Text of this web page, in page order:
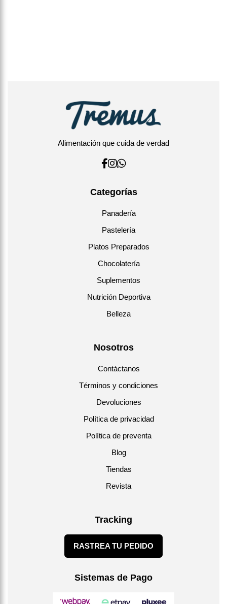
Alimentación que cuida de verdad
Categorías
Panadería
Pastelería
Platos Preparados
Chocolatería
Suplementos
Nutrición Deportiva
Belleza
Nosotros
Contáctanos
Términos y condiciones
Devoluciones
Política de privacidad
Política de preventa
Blog
Tiendas
Revista
Tracking
RASTREA TU PEDIDO
Sistemas de Pago